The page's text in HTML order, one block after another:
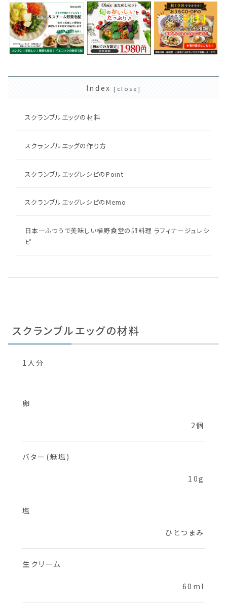
Index
スクランブルエッグの材料
スクランブルエッグの作り方
スクランブルエッグレシピのPoint
スクランブルエッグレシピのMemo
日本一ふつうで美味しい植野食堂の卵料理 ラフィナージュレシ
ピ
スクランブルエッグの材料
1人分
卵
2個
バター(無塩)
10g
塩
ひとつまみ
生クリーム
60ml